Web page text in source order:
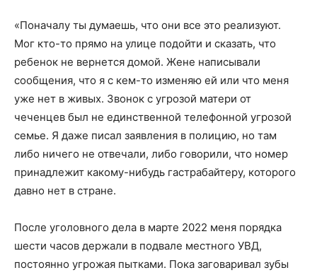
«Поначалу ты думаешь, что они все это реализуют.
Мог кто-то прямо на улице подойти и сказать, что
ребенок не вернется домой. Жене написывали
сообщения, что я с кем-то изменяю ей или что меня
уже нет в живых. Звонок с угрозой матери от
чеченцев был не единственной телефонной угрозой
семье. Я даже писал заявления в полицию, но там
либо ничего не отвечали, либо говорили, что номер
принадлежит какому-нибудь гастрабайтеру, которого
давно нет в стране.
После уголовного дела в марте 2022 меня порядка
шести часов держали в подвале местного УВД,
постоянно угрожая пытками. Пока заговаривал зубы